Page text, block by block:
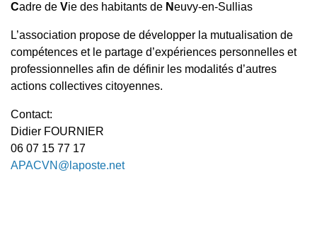
Cadre de Vie des habitants de Neuvy-en-Sullias
L’association propose de développer la mutualisation de
compétences et le partage d’expériences personnelles et
professionnelles afin de définir les modalités d’autres
actions collectives citoyennes.
Contact:
Didier FOURNIER
06 07 15 77 17
APACVN@laposte.net